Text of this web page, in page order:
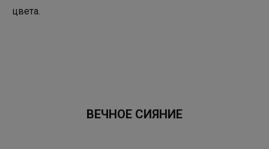
цвета.
ВЕЧНОЕ СИЯНИЕ